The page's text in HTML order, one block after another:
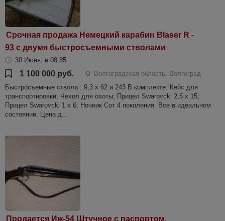
Срочная продажа Немецкий карабин Blaser R -
93 с двумя быстросъемными стволами
30 Июня, в 08:35
1 100 000 руб.
Волгоградская область, Волгоград
Быстросъемные ствола : 9,3 x 62 и 243 В комплекте: Кейс для
транспортировки; Чехол для охоты; Прицел Swarovcki 2,5 x 15;
Прицел Swarovcki 1 x 6; Ночник Сот 4 поколения. Все в идеальном
состоянии. Цена д...
Продается Иж-54 Штучное с паспортом.